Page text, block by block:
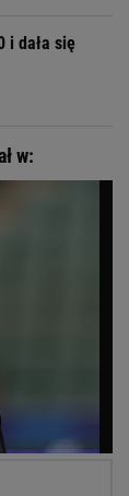
i dała się
w: